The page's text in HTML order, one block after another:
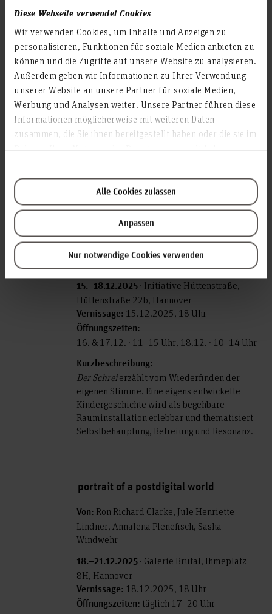
Diese Webseite verwendet Cookies
Wir verwenden Cookies, um Inhalte und Anzeigen zu
personalisieren, Funktionen für soziale Medien anbieten zu
können und die Zugriffe auf unsere Website zu analysieren.
Außerdem geben wir Informationen zu Ihrer Verwendung
unserer Website an unsere Partner für soziale Medien,
Werbung und Analysen weiter. Unsere Partner führen diese
Informationen möglicherweise mit weiteren Daten
zusammen, die Sie ihnen bereitgestellt haben oder die sie im
Alle Cookies zulassen
Anpassen
Nur notwendige Cookies verwenden
Hannover
Öffnungszeiten:
Fr & Sa 17–20 Uhr · So 13–16 Uhr
Kurzbeschreibung:
Ausgehend von Michael Endes Roman
entsteht eine interaktive Ausstellung voller
Humor, Fantasie und atmosphärischer
Spannung. Die Installation lädt zum
Mitmachen ein – zum Staunen, Spielen und
Der Schrei
Von:Hanna Habekost, Charlotte Kämpf, Lilli
Mira Susa Behling, Luis Habich, Maja
15.–18.12.2025· Initiative Hüttenstraße,
Hüttenstraße 22b, Hannover
Vernissage: 15.12.2025, 18 Uhr
Öffnungszeiten:
16. & 17.12. · 11–15 Uhr, 18.12. · 10–14 Uhr
Kurzbeschreibung:
Der Schreierzählt vom Wiederfinden der
eigenen Stimme. Eine eigens entwickelte
Kindergeschichte wird als begehbare
Rauminstallation erlebbar und thematisiert
Selbstbehauptung, Befreiung und Resonanz.
portrait of a postdigital world
Von: Ron Richard Clarke, Jule Henriette
Lindner, Annalena Plenefisch, Sasha
Windwehr
18.–21.12.2025· Galerie Brutal, Ihmeplatz
8H, Hannover
Vernissage: 18.12.2025, 18 Uhr
Öffnungszeiten: täglich 17–20 Uhr